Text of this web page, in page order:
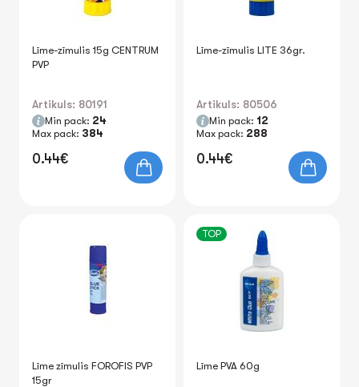
Līme-zīmulis 15g CENTRUM
PVP
Artikuls: 80191
Min pack: 24
Max pack: 384
0.44€
Līme-zīmulis LITE 36gr.
Artikuls: 80506
Min pack: 12
Max pack: 288
0.44€
Līme zīmulis FOROFIS PVP
15gr
TOP
Līme PVA 60g